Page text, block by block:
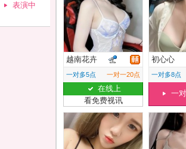
表演中
越南花卉
一对多5点 一对一20点
在线上
看免费视讯
初心心
一对多8点
一